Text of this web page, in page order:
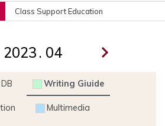
Class Support Education
.
Writing Giuide
Multimedia